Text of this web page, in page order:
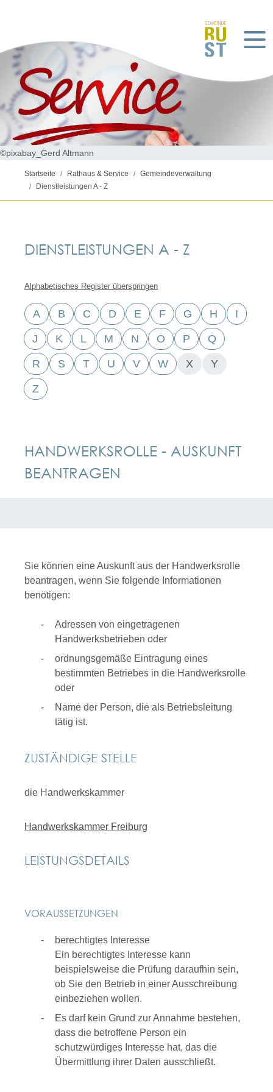
©pixabay_Gerd Altmann
Startseite Rathaus & Service
Gemeindeverwaltung
Dienstleistungen A - Z
DIENSTLEISTUNGEN A - Z
Alphabetisches Register überspringen
A B C D E F G H I
J K L M N O P Q
R S T U V W X Y
Z
HANDWERKSROLLE - AUSKUNFT
BEANTRAGEN
Sie können eine Auskunft aus der Handwerksrolle
beantragen, wenn Sie folgende Informationen
benötigen:
Adressen von eingetragenen
Handwerksbetrieben oder
ordnungsgemäße Eintragung eines
bestimmten Betriebes in die Handwerksrolle
oder
Name der Person, die als Betriebsleitung
tätig ist.
ZUSTÄNDIGE STELLE
die Handwerkskammer
Handwerkskammer Freiburg
LEISTUNGSDETAILS
VORAUSSETZUNGEN
berechtigtes Interesse
Ein berechtigtes Interesse kann
beispielsweise die Prüfung daraufhin sein,
ob Sie den Betrieb in einer Ausschreibung
einbeziehen wollen.
Es darf kein Grund zur Annahme bestehen,
dass die betroffene Person ein
schutzwürdiges Interesse hat, das die
Übermittlung ihrer Daten ausschließt.